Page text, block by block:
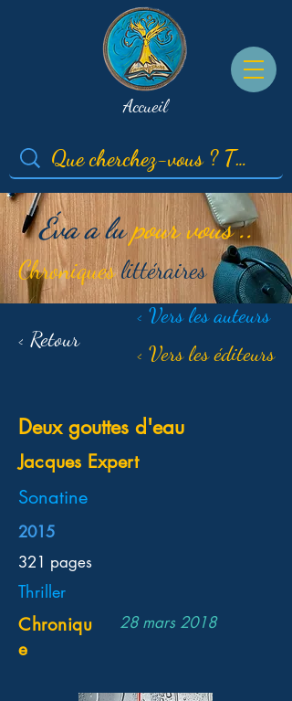
Accueil
Éva a lupour vous ..
Chroniqueslittéraires
< Retour
< Vers les auteurs
< Vers les éditeurs
Deux gouttes d'eau
Jacques Expert
Sonatine
2015
321 pages
Thriller
Chroniqu
e
28 mars 2018